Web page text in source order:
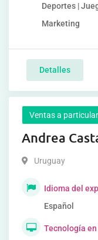
Deportes |
Marketing
Detalles
Ventas a
Andrea
Uruguay
Idioma del
Español
Tecnología